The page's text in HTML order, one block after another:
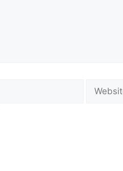
Website